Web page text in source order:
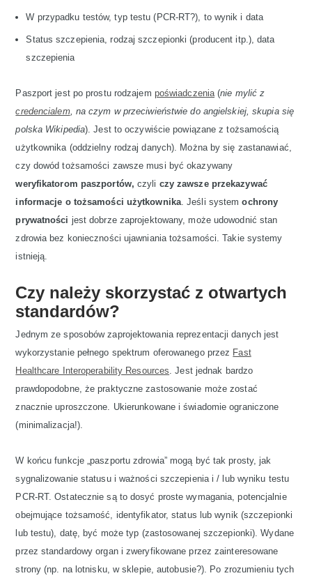
W przypadku testów, typ testu (PCR-RT?), to wynik i data
Status szczepienia, rodzaj szczepionki (producent itp.), data
szczepienia
Paszport jest po prostu rodzajem poświadczenia (nie mylić z
credencialem, na czym w przeciwieństwie do angielskiej, skupia się
polska Wikipedia). Jest to oczywiście powiązane z tożsamością
użytkownika (oddzielny rodzaj danych). Można by się zastanawiać,
czy dowód tożsamości zawsze musi być okazywany
weryfikatorom paszportów,czyli czy zawsze przekazywać
informacje o tożsamości użytkownika. Jeśli systemochrony
prywatności jest dobrze zaprojektowany, może udowodnić stan
zdrowia bez konieczności ujawniania tożsamości. Takie systemy
istnieją.
Czy należy skorzystać z otwartych
standardów?
Jednym ze sposobów zaprojektowania reprezentacji danych jest
wykorzystanie pełnego spektrum oferowanego przez Fast
Healthcare Interoperability Resources . Jest jednak bardzo
prawdopodobne, że praktyczne zastosowanie może zostać
znacznie uproszczone. Ukierunkowane i świadomie ograniczone
(minimalizacja!).
W końcu funkcje „paszportu zdrowia” mogą być tak prosty, jak
sygnalizowanie statusu i ważności szczepienia i / lub wyniku testu
PCR-RT. Ostatecznie są to dosyć proste wymagania, potencjalnie
obejmujące tożsamość, identyfikator, status lub wynik (szczepionki
lub testu), datę, być może typ (zastosowanej szczepionki). Wydane
przez standardowy organ i zweryfikowane przez zainteresowane
strony (np. na lotnisku, w sklepie, autobusie?). Po zrozumieniu tych